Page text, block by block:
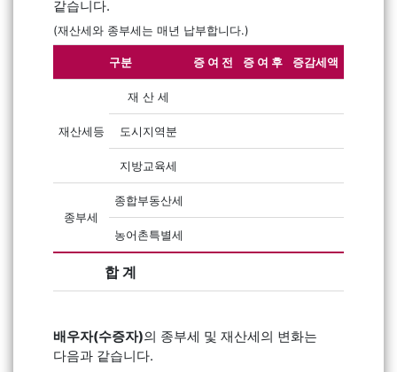
같습니다.
(재산세와 종부세는 매년 납부합니다.)
구분 증 여 전 증 여 후 증감세액
재산세등
재 산 세
도시지역분
지방교육세
종부세
종합부동산세
농어촌특별세
합 계
배우자(수증자)의 종부세 및 재산세의 변화는
다음과 같습니다.